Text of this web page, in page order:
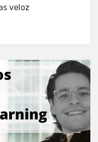
veloz